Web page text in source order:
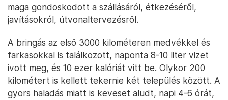
maga gondoskodott a szállásáról, étkezéséről,
javításokról, útvonaltervezésről.
A bringás az első 3000 kilométeren medvékkel és
farkasokkal is találkozott, naponta 8-10 liter vizet
ivott meg, és 10 ezer kalóriát vitt be. Olykor 200
kilométert is kellett tekernie két település között. A
gyors haladás miatt is keveset aludt, napi 4-6 órát,